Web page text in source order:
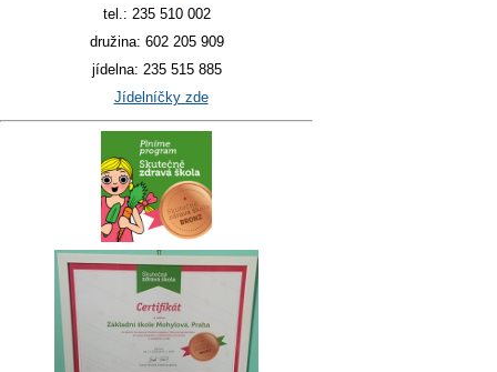
tel.: 235 510 002
družina: 602 205 909
jídelna: 235 515 885
Jídelníčky zde